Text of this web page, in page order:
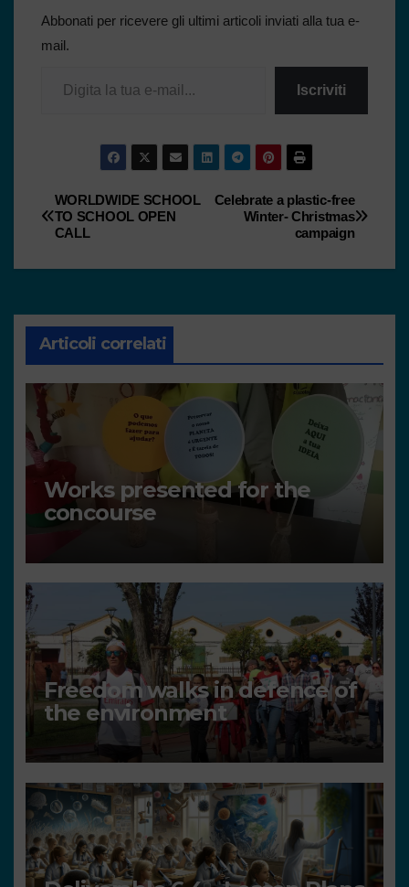
Abbonati per ricevere gli ultimi articoli inviati alla tua e-
mail.
Iscriviti
Celebrate a plastic-free
Winter- Christmas
campaign
WORLDWIDE SCHOOL
TO SCHOOL OPEN
CALL
Articoli correlati
Works presented for the
concourse
Freedom walks in defence of
the environment